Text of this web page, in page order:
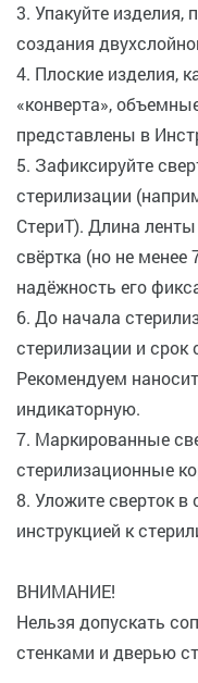
3. Упакуйте изделия,
создания
4. Плоские изделия,
«конверта»,
представлены в
5. Зафиксируйте
стерилизации
СтериТ). Длина
свёртка (но не
надёжность его
6. До начала
стерилизации и срок
Рекомендуем
индикаторную.
7. Маркированные
стерилизационные
8. Уложите сверток в
инструкцией к
ВНИМАНИЕ!
Нельзя допускать
стенками и дверью